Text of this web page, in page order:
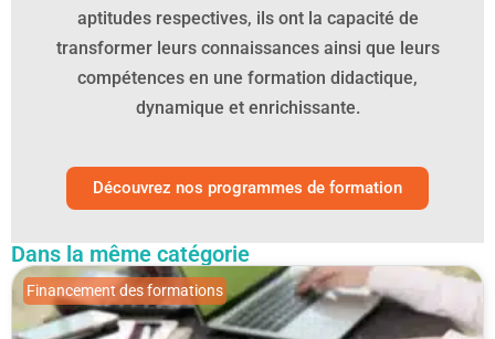
aptitudes respectives, ils ont la capacité de
transformer leurs connaissances ainsi que leurs
compétences en une formation didactique,
dynamique et enrichissante.
Découvrez nos programmes de formation
Dans la même catégorie
Financement des formations